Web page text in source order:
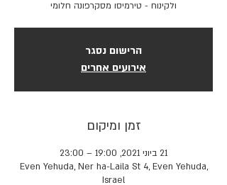
ולקינוח - טירמיסו מסקרפונה חלומי
הרישום נסגר
אירועים אחרים
זמן ומיקום
21 ביוני 2021, 19:00 – 23:00
Even Yehuda, Ner ha-Laila St 4, Even Yehuda,
Israel